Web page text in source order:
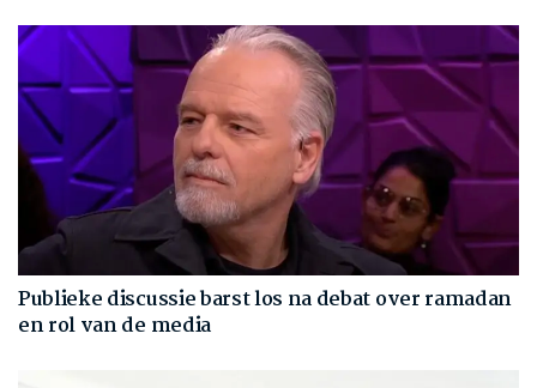
Publieke discussie barst los na debat over ramadan
en rol van de media